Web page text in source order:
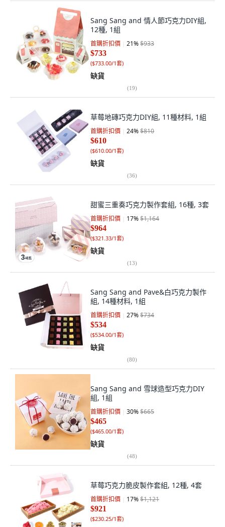
Sang Sang and 情人節巧克力DIY組,
12種, 1組
首購折扣價 21%$933
$733
($733.00/1套)
缺貨
(19)
草莓地磚巧克力DIY組, 11種材料, 1組
首購折扣價 24%$810
$610
($610.00/1套)
缺貨
(36)
甜蜜三重奏巧克力製作套組, 16種, 3套
首購折扣價 17%$1,164
$964
($321.33/1套)
缺貨
(13)
Sang Sang and Pave&白巧克力製作
組, 14種材料, 1組
首購折扣價 27%$734
$534
($534.00/1套)
缺貨
(80)
Sang Sang and 雪球造型巧克力DIY
組, 1組
首購折扣價 30%$665
$465
($465.00/1套)
缺貨
(48)
草莓巧克力脆皮製作套組, 12種, 4套
首購折扣價 17%$1,121
$921
($230.25/1套)